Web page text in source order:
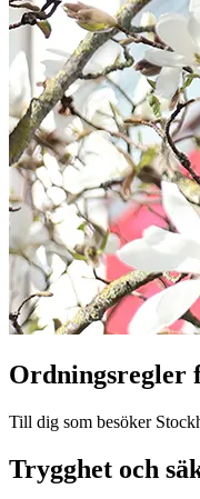
Ordningsregler
Till dig som besöker
Trygghet och